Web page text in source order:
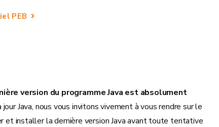
PEB
version du programme Java est absolument
Java, nous vous invitons vivement à vous rendre sur le
et installer la dernière version Java avant toute tentative